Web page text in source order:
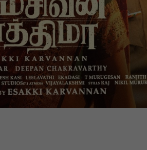
DMK
2026 தமிழக